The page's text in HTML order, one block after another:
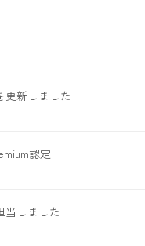
更新しました
認定
しました